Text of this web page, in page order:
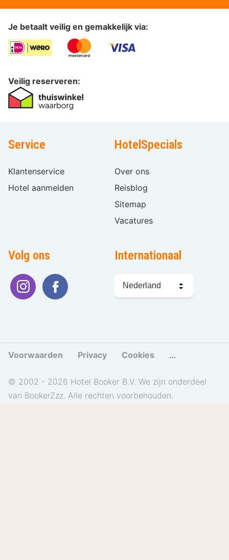
Je betaalt veilig en gemakkelijk via:
Veilig reserveren:
Service
Klantenservice
Hotel aanmelden
HotelSpecials
Over ons
Reisblog
Sitemap
Vacatures
Volg ons Internationaal
kiezen
Voorwaarden Privacy Cookies Cookies
© 2002 - 2026 Hotel Booker B.V. We zijn onderdeel
van BookerZzz. Alle rechten voorbehouden.